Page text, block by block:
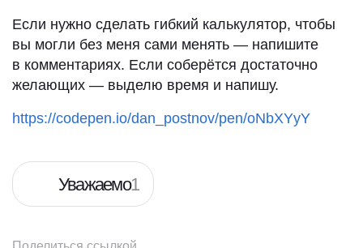
Если нужно сделать гибкий калькулятор, чтобы
вы могли без меня сами менять — напишите
в комментариях. Если соберётся достаточно
желающих — выделю время и напишу.
https://codepen.io/dan_postnov/pen/oNbXYyY
Уважаемо1